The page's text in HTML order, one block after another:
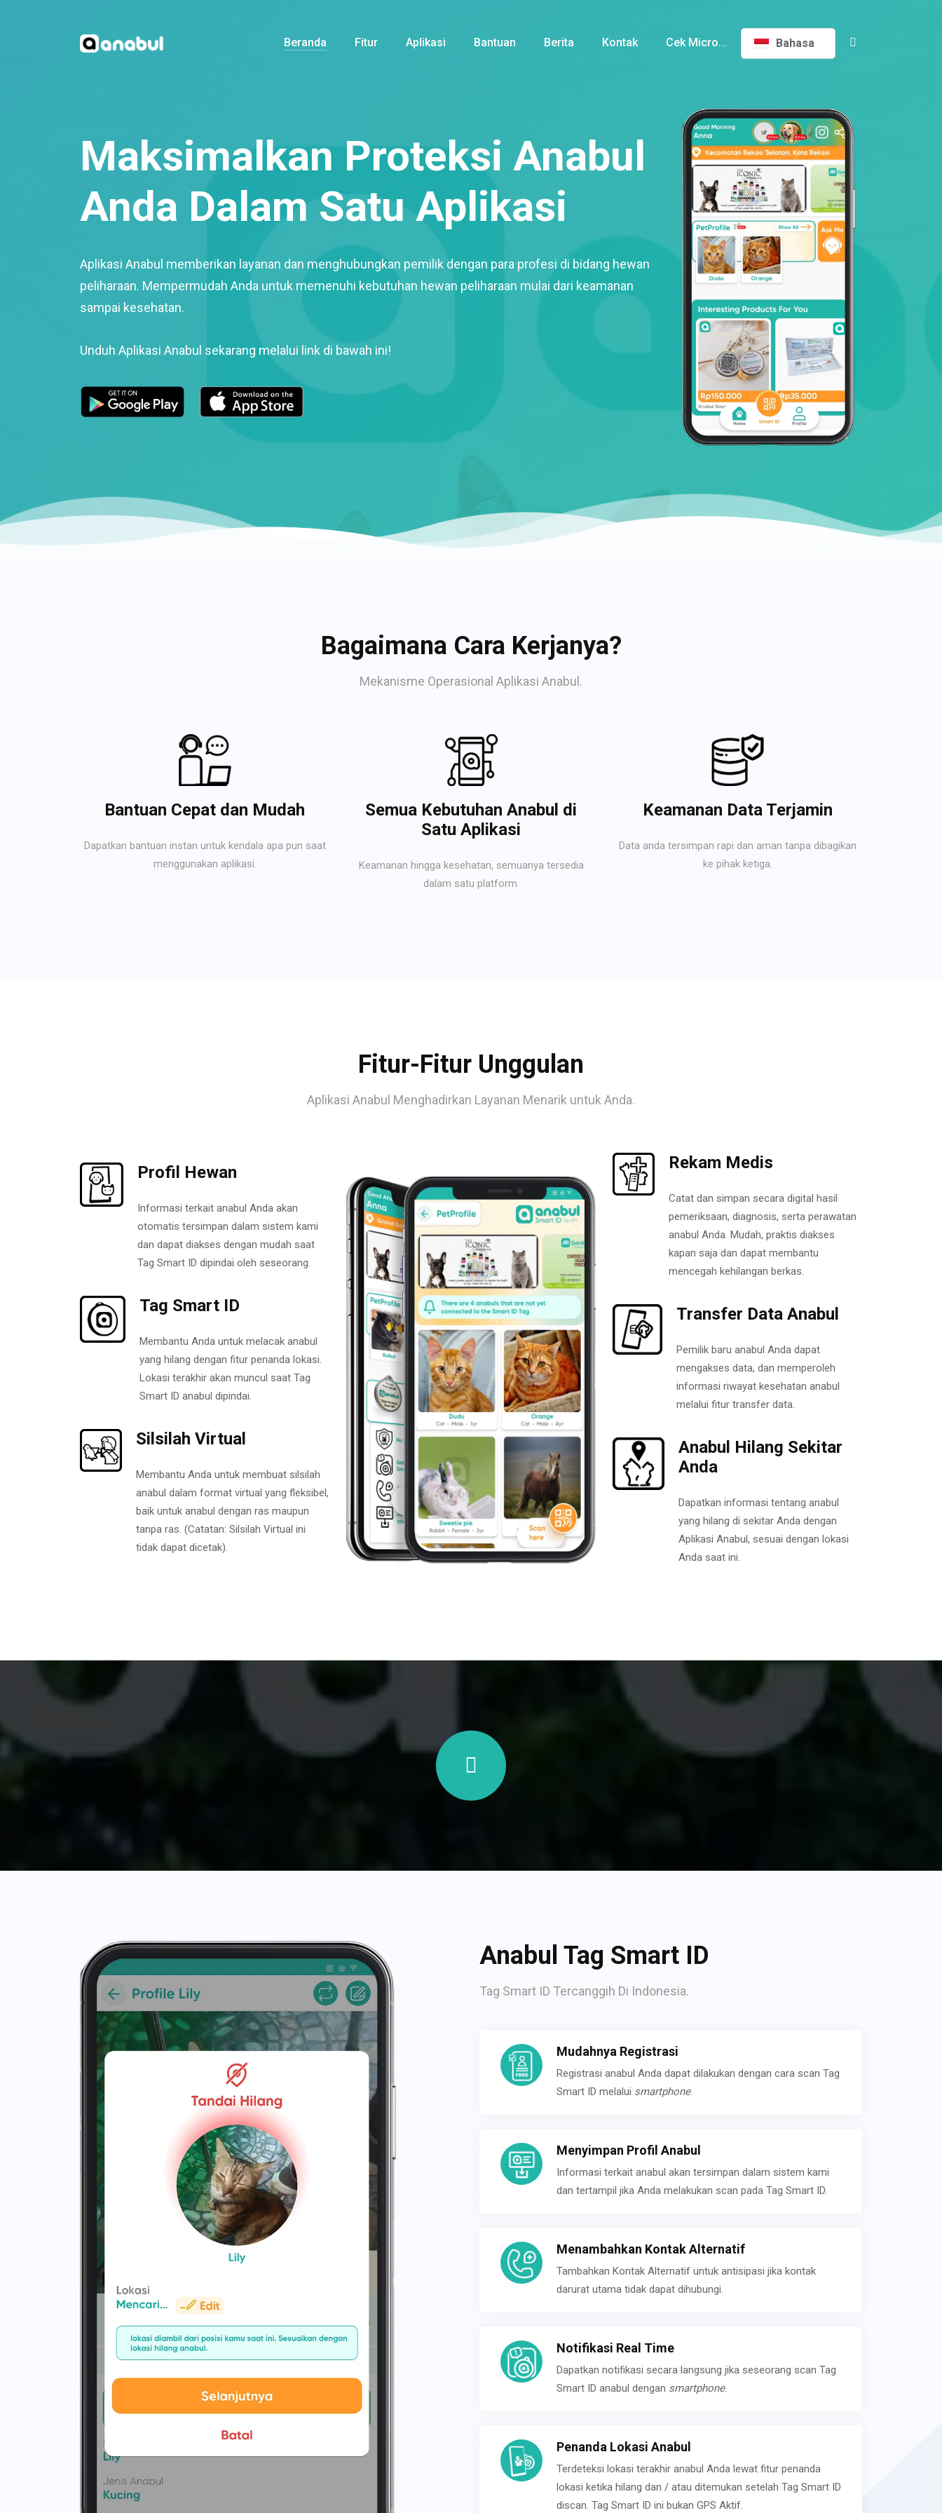
Beranda Fitur Aplikasi Bantuan Berita Kontak Cek Micro... Bahasa
Maksimalkan Proteksi Anabul
Anda Dalam Satu Aplikasi
Aplikasi Anabul memberikan layanan dan menghubungkan pemilik dengan para profesi di bidang hewan
peliharaan. Mempermudah Anda untuk memenuhi kebutuhan hewan peliharaan mulai dari keamanan
sampai kesehatan.
Unduh Aplikasi Anabul sekarang melalui link di bawah ini!
Bagaimana Cara Kerjanya?
Mekanisme Operasional Aplikasi Anabul.
Bantuan Cepat dan Mudah
Dapatkan bantuan instan untuk kendala apa pun saat
menggunakan aplikasi.
Semua Kebutuhan Anabul di
Satu Aplikasi
Keamanan hingga kesehatan, semuanya tersedia
dalam satu platform.
Keamanan Data Terjamin
Data anda tersimpan rapi dan aman tanpa dibagikan
ke pihak ketiga.
Fitur-Fitur Unggulan
Aplikasi Anabul Menghadirkan Layanan Menarik untuk Anda.
Profil Hewan
Informasi terkait anabul Anda akan
otomatis tersimpan dalam sistem kami
dan dapat diakses dengan mudah saat
Tag Smart ID dipindai oleh seseorang.
Tag Smart ID
Membantu Anda untuk melacak anabul
yang hilang dengan fitur penanda lokasi.
Lokasi terakhir akan muncul saat Tag
Smart ID anabul dipindai.
Silsilah Virtual
Membantu Anda untuk membuat silsilah
anabul dalam format virtual yang fleksibel,
baik untuk anabul dengan ras maupun
tanpa ras. (Catatan: Silsilah Virtual ini
tidak dapat dicetak).
Rekam Medis
Catat dan simpan secara digital hasil
pemeriksaan, diagnosis, serta perawatan
anabul Anda. Mudah, praktis diakses
kapan saja dan dapat membantu
mencegah kehilangan berkas.
Transfer Data Anabul
Pemilik baru anabul Anda dapat
mengakses data, dan memperoleh
informasi riwayat kesehatan anabul
melalui fitur transfer data.
Anabul Hilang Sekitar
Anda
Dapatkan informasi tentang anabul
yang hilang di sekitar Anda dengan
Aplikasi Anabul, sesuai dengan lokasi
Anda saat ini.
Anabul Tag Smart ID
Tag Smart ID Tercanggih Di Indonesia.
Mudahnya Registrasi
Registrasi anabul Anda dapat dilakukan dengan cara scan Tag
Smart ID melalui smartphone.
Menyimpan Profil Anabul
Informasi terkait anabul akan tersimpan dalam sistem kami
dan tertampil jika Anda melakukan scan pada Tag Smart ID.
Menambahkan Kontak Alternatif
Tambahkan Kontak Alternatif untuk antisipasi jika kontak
darurat utama tidak dapat dihubungi.
Notifikasi Real Time
Dapatkan notifikasi secara langsung jika seseorang scan Tag
Smart ID anabul dengan smartphone.
Penanda Lokasi Anabul
Terdeteksi lokasi terakhir anabul Anda lewat fitur penanda
lokasi ketika hilang dan / atau ditemukan setelah Tag Smart ID
discan. Tag Smart ID ini bukan GPS Aktif.